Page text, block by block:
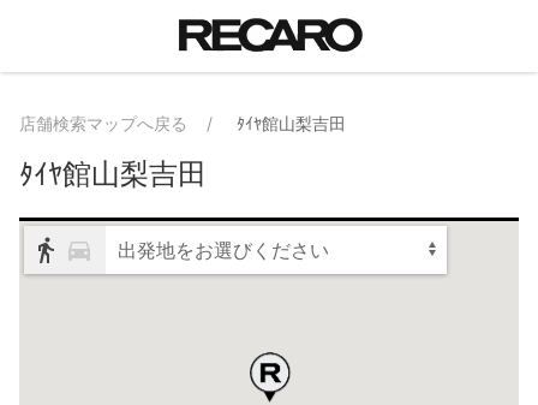
店舗検索マップへ戻る ﾀｲﾔ館山梨吉田
ﾀｲﾔ館山梨吉田
出発地をお選びください